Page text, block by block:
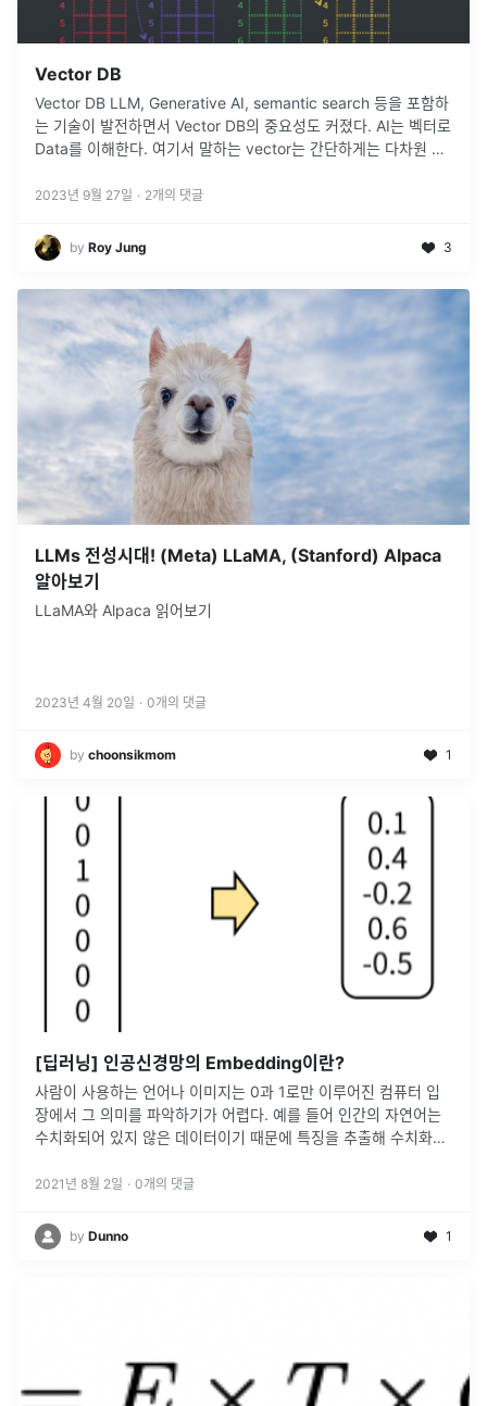
Vector DB
Vector DB LLM, Generative AI, semantic search 등을 포함하
는 기술이 발전하면서 Vector DB의 중요성도 커졌다. AI는 벡터로
Data를 이해한다. 여기서 말하는 vector는 간단하게는 다차원 공
2023년 9월 27일 · 2개의 댓글
by Roy Jung 3
LLMs 전성시대! (Meta) LLaMA, (Stanford) Alpaca
알아보기
LLaMA와 Alpaca 읽어보기
2023년 4월 20일 · 0개의 댓글
by choonsikmom 1
[딥러닝] 인공신경망의 Embedding이란?
사람이 사용하는 언어나 이미지는 0과 1로만 이루어진 컴퓨터 입
장에서 그 의미를 파악하기가 어렵다. 예를 들어 인간의 자연어는
수치화되어 있지 않은 데이터이기 때문에 특징을 추출해 수치화를
을 Word...
2021년 8월 2일 · 0개의 댓글
by Dunno 1